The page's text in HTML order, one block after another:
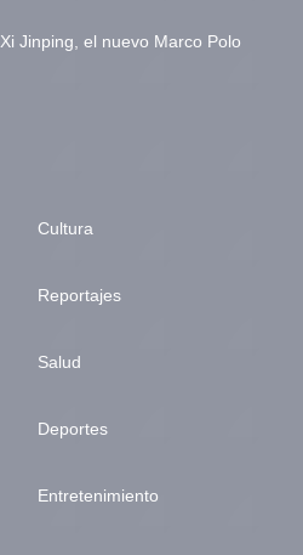
Xi Jinping, el nuevo Marco Polo
Cultura
Reportajes
Salud
Deportes
Entretenimiento